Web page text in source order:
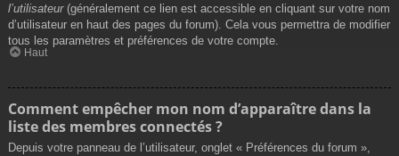
l’utilisateur(généralement ce lien est accessible en cliquant sur votre nom
d’utilisateur en haut des pages du forum). Cela vous permettra de modifier
tous les paramètres et préférences de votre compte.
Haut
Comment empêcher mon nom d’apparaître dans la
liste des membres connectés ?
Depuis votre panneau de l’utilisateur, onglet « Préférences du forum »,